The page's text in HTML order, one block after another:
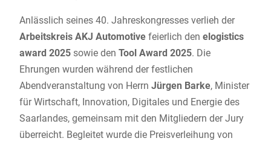
Anlässlich seines 40. Jahreskongresses verlieh der
Arbeitskreis AKJ Automotivefeierlich den elogistics
award 2025sowie den Tool Award 2025. Die
Ehrungen wurden während der festlichen
Abendveranstaltung von Herrn Jürgen Barke, Minister
für Wirtschaft, Innovation, Digitales und Energie des
Saarlandes, gemeinsam mit den Mitgliedern der Jury
überreicht. Begleitet wurde die Preisverleihung von